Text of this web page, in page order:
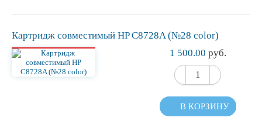
Картридж совместимый HP C8728A (№28 color)
1 500.00 руб.
В КОРЗИНУ